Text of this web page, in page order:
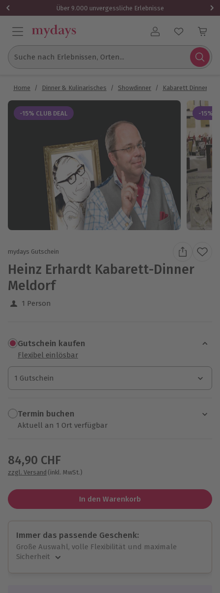
Über 9.000 unvergessliche Erlebnisse
Benutzerkonto
Suche nach Erlebnissen, Orten...
Home / Dinner & Kulinarisches / Showdinner / Kabarett Dinner
-15% CLUB DEAL -15%
mydays Gutschein
Heinz Erhardt Kabarett-Dinner
Meldorf
1 Person
Gutschein kaufen
Flexibel einlösbar
1 Gutschein
1 Gutschein
1 Gutschein
Termin buchen
Aktuell an 1 Ort verfügbar
84,90 CHF
zzgl. Versand (inkl. MwSt.)
In den Warenkorb
Immer das passende Geschenk:
Große Auswahl, volle Flexibilität und maximale
Sicherheit